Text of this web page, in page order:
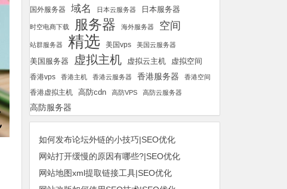
国外服务器 域名 日本云服务器 日本服务器
时空电商下载 服务器 海外服务器 空间
站群服务器 精选 美国vps 美国云服务器
美国服务器 虚拟主机 虚拟云主机 虚拟空间
香港vps 香港主机 香港云服务器 香港服务器 香港空间
香港虚拟主机 高防cdn 高防VPS 高防云服务器
高防服务器
如何发布论坛外链的小技巧|SEO优化
网站打开缓慢的原因有哪些?|SEO优化
网站地图xml提取链接工具|SEO优化